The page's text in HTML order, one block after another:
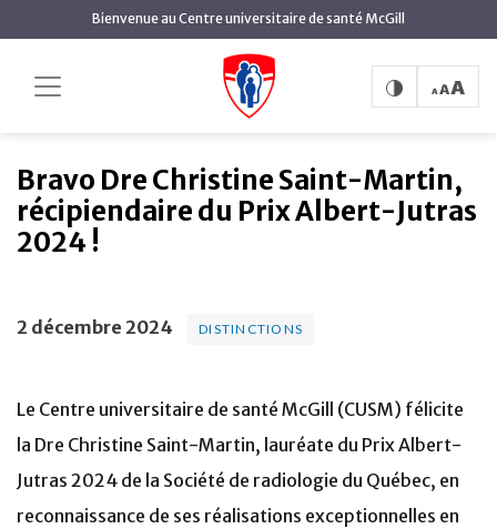
principal
Bienvenue au Centre universitaire de santé McGill
Distinctions
Saint-Martin, récipiendaire du Prix Albert-Jutras 2024
Bravo Dre Christine Saint-Martin,
récipiendaire du Prix Albert-Jutras
2024 !
2 décembre 2024 DISTINCTIONS
Le Centre universitaire de santé McGill (CUSM) félicite
la Dre Christine Saint-Martin, lauréate du Prix Albert-
Jutras 2024 de la Société de radiologie du Québec, en
reconnaissance de ses réalisations exceptionnelles en